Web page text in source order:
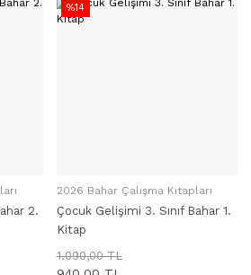
2.
%14
SEPETE EKLE
2026 Bahar Çalışma Kitapları
Çocuk Gelişimi 3. Sınıf Bahar 1.
Kitap
1.090,00 TL